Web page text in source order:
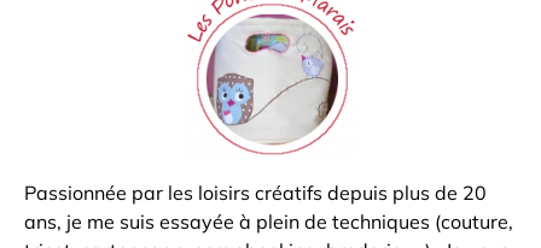
Passionnée par les loisirs créatifs depuis plus de 20
ans, je me suis essayée à plein de techniques (couture,